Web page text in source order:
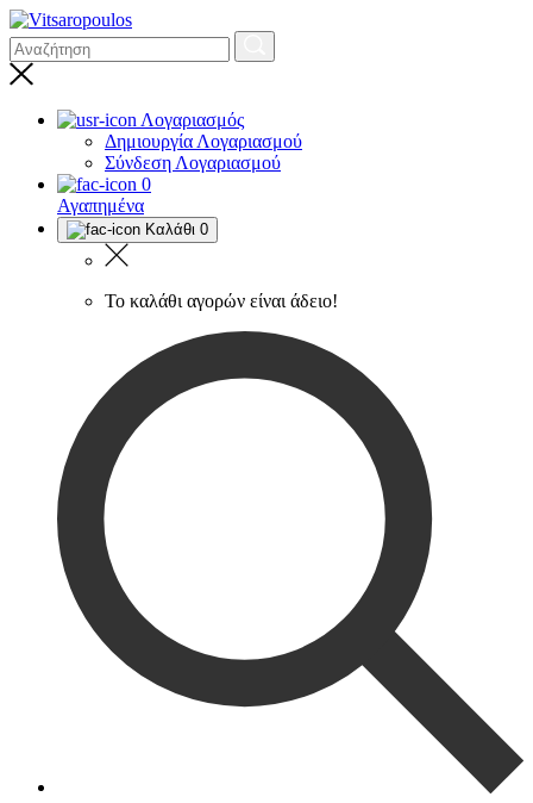
Λογαριασμός
Δημιουργία Λογαριασμού
Σύνδεση Λογαριασμού
0
Αγαπημένα
Καλάθι 0
Το καλάθι αγορών είναι άδειο!